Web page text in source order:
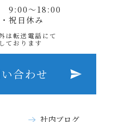
9:00〜18:00
祝日休み
は転送電話にて
ております
合わせ
社内ブログ